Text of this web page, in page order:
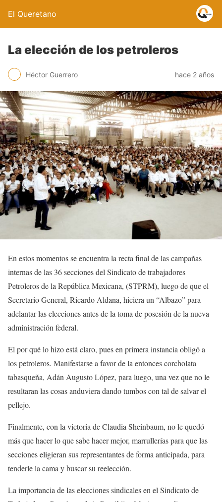
El Queretano
La elección de los petroleros
Héctor Guerrero hace 2 años
En estos momentos se encuentra la recta final de las campañas
internas de las 36 secciones del Sindicato de trabajadores
Petroleros de la República Mexicana, (STPRM), luego de que el
Secretario General, Ricardo Aldana, hiciera un “Albazo” para
adelantar las elecciones antes de la toma de posesión de la nueva
administración federal.
El por qué lo hizo está claro, pues en primera instancia obligó a
los petroleros. Manifestarse a favor de la entonces corcholata
tabasqueña, Adán Augusto López, para luego, una vez que no le
resultaran las cosas anduviera dando tumbos con tal de salvar el
pellejo.
Finalmente, con la victoria de Claudia Sheinbaum, no le quedó
más que hacer lo que sabe hacer mejor, marrullerías para que las
secciones eligieran sus representantes de forma anticipada, para
tenderle la cama y buscar su reelección.
La importancia de las elecciones sindicales en el Sindicato de